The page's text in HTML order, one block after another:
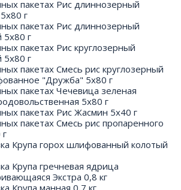
пакетах Рис длиннозерный
г
пакетах Рис длиннозерный
г
пакетах Рис круглозерный
г
пакетах Смесь рис круглозерный
"Дружба" 5х80 г
пакетах Чечевица зеленая
5х80 г
пакетах Рис Жасмин 5х40 г
пакетах Смесь рис пропаренного
Крупа горох шлифованный колотый
Крупа гречневая ядрица
Экстра 0,8 кг
Крупа манная 0,7 кг